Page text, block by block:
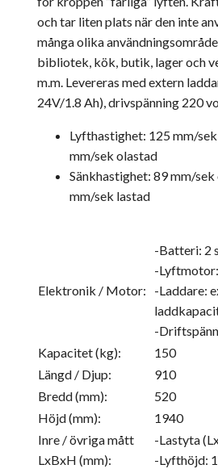
och tar liten plats när den inte
många olika
bibliotek, kök, butik, lager och
m.m. Levereras med extern
24V/1.8 Ah), drivspänning 220
Lyfthastighet: 125 mm/
mm/sek olastad
Sänkhastighet: 89 mm/
mm/sek lastad
Elektronik / Motor:
-Batteri: 2
-
-Laddare:
-
Kapacitet (kg):
150
Längd / Djup:
910
Bredd (mm):
520
Höjd (mm):
1940
Inre / övriga mått
LxBxH (mm):
-Lastyta
-Lyfthöjd: